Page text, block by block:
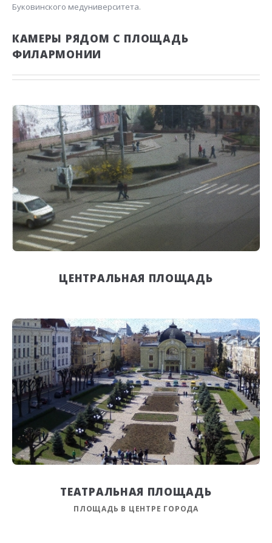
Буковинского медуниверситета.
КАМЕРЫ РЯДОМ С ПЛОЩАДЬ
ФИЛАРМОНИИ
ЦЕНТРАЛЬНАЯ ПЛОЩАДЬ
ТЕАТРАЛЬНАЯ ПЛОЩАДЬ
ПЛОЩАДЬ В ЦЕНТРЕ ГОРОДА